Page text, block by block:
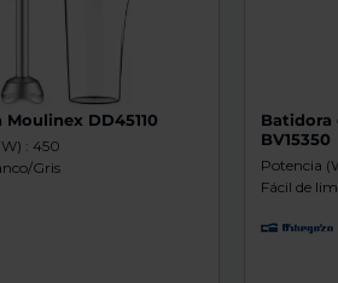
DD45110
: 450
Gris
Batidora
BV15350
Potencia
Fácil de